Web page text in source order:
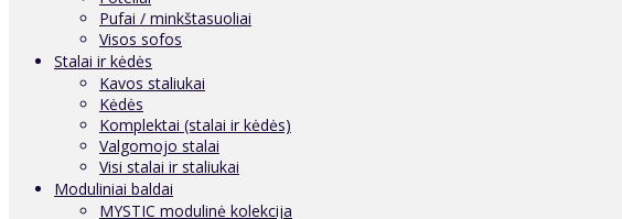
Pufai / minkštasuoliai
Visos sofos
Stalai ir kėdės
Kavos staliukai
Kėdės
Komplektai (stalai ir kėdės)
Valgomojo stalai
Visi stalai ir staliukai
Moduliniai baldai
MYSTIC modulinė kolekcija